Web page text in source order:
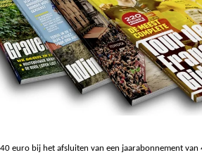
euro bij het afsluiten van een jaarabonnement